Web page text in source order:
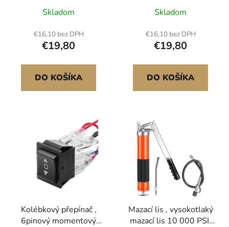
Skladom
€16,10 bez DPH
€19,80
DO KOŠÍKA
upevňovací popruhy s
bezpečnostním zámkem
S-háky, balení 2 kusů
pro vysoce odolné
ráčnové upevňovací
popruhy s pevností v
tahu 1500 liber, pro
Skladom
€16,10 bez DPH
€19,80
DO KOŠÍKA
Kolébkový přepínač ,
6pinový momentový
Mazací lis , vysokotlaký
mazací lis 10 000 PSI,